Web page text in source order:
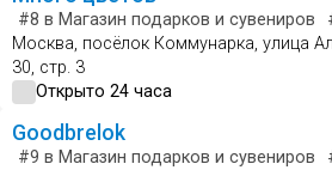
#8 в Магазин подарков и сувениров
Москва, посёлок Коммунарка, улица
30, стр. 3
Открыто 24 часа
Goodbrelok
#9 в Магазин подарков и сувениров